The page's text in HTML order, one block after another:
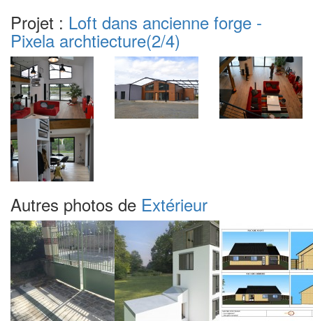
Projet : Loft dans ancienne forge -
Pixela archtiecture(2/4)
Autres photos de Extérieur